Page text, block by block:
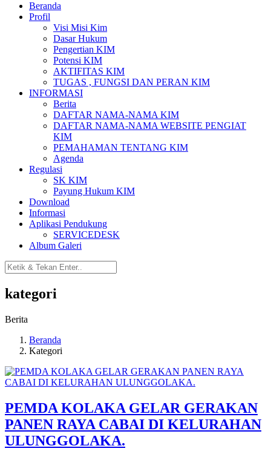
Beranda
Profil
Visi Misi Kim
Dasar Hukum
Pengertian KIM
Potensi KIM
AKTIFITAS KIM
TUGAS , FUNGSI DAN PERAN KIM
INFORMASI
Berita
DAFTAR NAMA-NAMA KIM
DAFTAR NAMA-NAMA WEBSITE PENGIAT
KIM
PEMAHAMAN TENTANG KIM
Agenda
Regulasi
SK KIM
Payung Hukum KIM
Download
Informasi
Aplikasi Pendukung
SERVICEDESK
Album Galeri
kategori
Berita
Beranda
Kategori
PEMDA KOLAKA GELAR GERAKAN
PANEN RAYA CABAI DI KELURAHAN
ULUNGGOLAKA.